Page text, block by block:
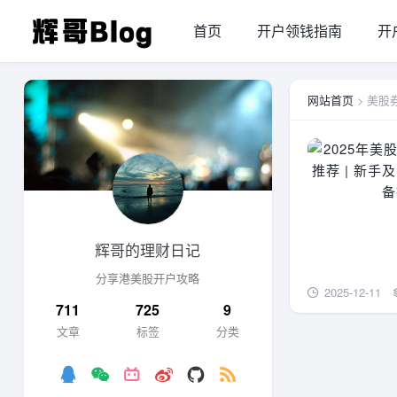
首页 开户领钱指南 开
网站首页 > 美股
2025-12-11
辉哥的理财日记
分享港美股开户攻略
711
文章
725
标签
9
分类